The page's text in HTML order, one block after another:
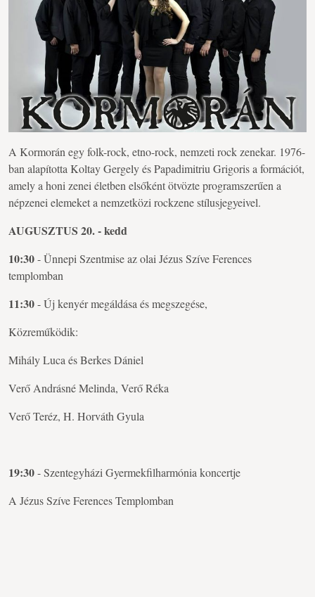
A Kormorán egy folk-rock, etno-rock, nemzeti rock zenekar. 1976-
ban alapította Koltay Gergely és Papadimitriu Grigoris a formációt,
amely a honi zenei életben elsőként ötvözte programszerűen a
népzenei elemeket a nemzetközi rockzene stílusjegyeivel.
AUGUSZTUS 20. - kedd
10:30- Ünnepi Szentmise az olai Jézus Szíve Ferences
templomban
11:30- Új kenyér megáldása és megszegése,
Közreműködik:
Mihály Luca és Berkes Dániel
Verő Andrásné Melinda, Verő Réka
Verő Teréz, H. Horváth Gyula
19:30- Szentegyházi Gyermekfilharmónia koncertje
A Jézus Szíve Ferences Templomban